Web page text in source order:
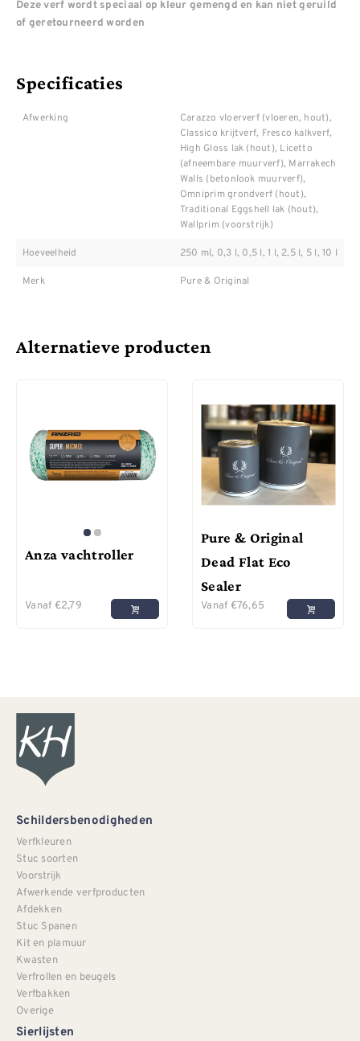
Deze verf wordt speciaal op kleur gemengd en kan niet geruild
of geretourneerd worden
Specificaties
Afwerking
Carazzo vloerverf (vloeren, hout),
Classico krijtverf, Fresco kalkverf,
High Gloss lak (hout), Licetto
(afneembare muurverf), Marrakech
Walls (betonlook muurverf),
Omniprim grondverf (hout),
Traditional Eggshell lak (hout),
Wallprim (voorstrijk)
Hoeveelheid 250 ml, 0,3 l, 0,5 l, 1 l, 2,5 l, 5 l, 10 l
Merk Pure & Original
Alternatieve producten
Anza vachtroller
Vanaf €2,79
Pure & Original
Dead Flat Eco
Sealer
Vanaf €76,65
Schildersbenodigheden
Verfkleuren
Stuc soorten
Voorstrijk
Afwerkende verfproducten
Afdekken
Stuc Spanen
Kit en plamuur
Kwasten
Verfrollen en beugels
Verfbakken
Overige
Sierlijsten